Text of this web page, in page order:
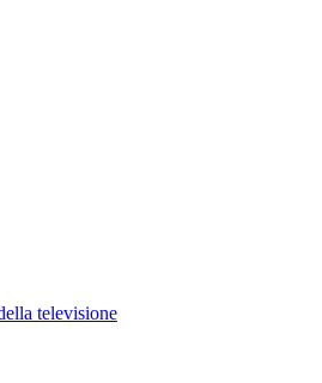
televisione